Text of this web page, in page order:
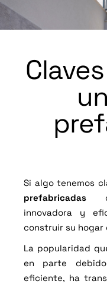
Si algo tenemos
prefabricadas
innovadora y
construir su hogar
La popularidad
en parte
eficiente, ha